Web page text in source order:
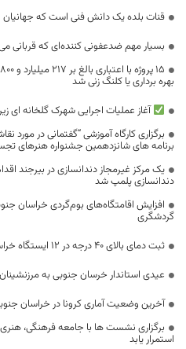
قنات بلده یک دانش فنی است که جهانیان
بسیار مهم ضدعفونی کننده‌ای که قربانی
بهره برداری یا کلنگ زنی شد
آغاز عملیات اجرایی شهرک گلخانه ای
برگزاری کارگاه آموزشی “گفتمانی در مورد
برنامه های شانزدهمین جشنواره هنرهای
یک مرکز غیرمجاز دندانسازی در بیرجند
دندانسازی پلمپ شد
افزایش اقامتگاه‌های بوم‌گردی خراسان
گردشگری
ثبت دمای بالای ۴۰ درجه در ۱۲ ایستگاه خراسان جنوبی
عیدی استاندار خرسان جنوبی به
آخرین وضعیت آماری کرونا در خراسان
برگزاری نشست ها با جامعه فرهنگی،
استمرار یابد